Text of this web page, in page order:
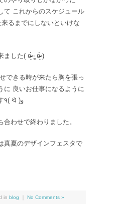
て これからのスケジュール
るまでにしないといけな
ました( ¤̴̶̷̤́ ‧̫̮ ¤̴̶̷̤̀ )
できる時が来たら胸を張っ
に 良いお仕事になるように
全力でがんばります٩( ᐛ )و
合わせで終わりました。
真夏のデザインフェスタで
in blog No Comments »